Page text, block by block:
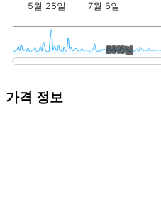
5월 25일 7월 6일
2018년
2018년
가격 정보